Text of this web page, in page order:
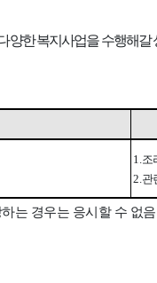
양한 복지사업을 수행해갈
1.조
2. 관
는 경우는 응시할 수 없음